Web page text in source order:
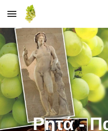
Skip to main content
Ρητά -